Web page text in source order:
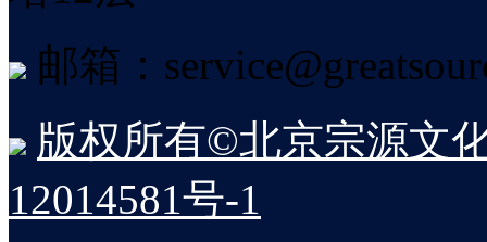
邮箱：
版权所有©北京宗源文
12014581号-1